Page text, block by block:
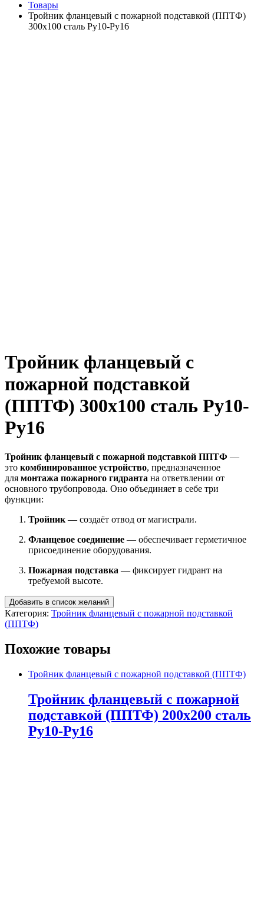
Товары
Тройник фланцевый с пожарной подставкой (ППТФ)
300х100 сталь Ру10-Ру16
Тройник фланцевый с
пожарной подставкой
(ППТФ) 300х100 сталь Ру10-
Ру16
Тройник фланцевый с пожарной подставкой ППТФ —
это комбинированное устройство, предназначенное
для монтажа пожарного гидранта на ответвлении от
основного трубопровода. Оно объединяет в себе три
функции:
Тройник — создаёт отвод от магистрали.
Фланцевое соединение — обеспечивает герметичное
присоединение оборудования.
Пожарная подставка — фиксирует гидрант на
требуемой высоте.
Добавить в список желаний
Категория: Тройник фланцевый с пожарной подставкой
(ППТФ)
Похожие товары
Тройник фланцевый с пожарной подставкой (ППТФ)
Тройник фланцевый с пожарной
подставкой (ППТФ) 200х200 сталь
Ру10-Ру16